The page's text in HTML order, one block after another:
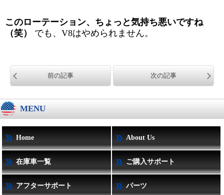
このローテーション、ちょっと気持ち悪いですね
（笑）
でも、V8はやめられません。
前の記事 次の記事
MENU
Home About Us
在庫車一覧 ご購入サポート
アフターサポート パーツ